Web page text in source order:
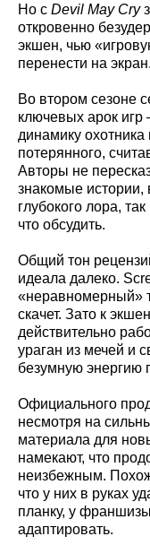
Но с Devil May Cry
откровенно
экшен, чью
перенести на экран.
Во втором сезоне
ключевых арок
динамику
потерянного,
Авторы не
знакомые истории,
глубокого лора,
что обсудить.
Общий тон
идеала далеко.
«неравномерный»
скачет. Зато к
действительно
ураган из мечей и
безумную энергию
Официального
несмотря на
материала для
намекают, что
неизбежным.
что у них в руках
планку, у
адаптировать.